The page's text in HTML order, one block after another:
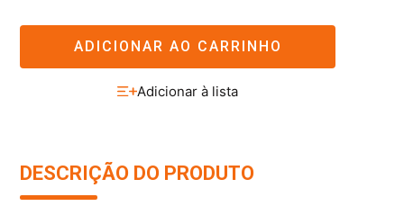
ADICIONAR AO CARRINHO
DESCRIÇÃO DO PRODUTO